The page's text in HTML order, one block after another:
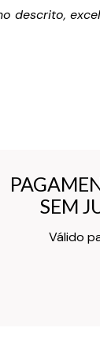
descrito,
SEM
Válido
SEM
Texto do